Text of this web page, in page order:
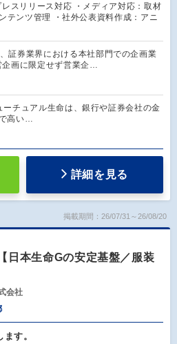
スリリース対応 ・メディア対応：取材
テンツ管理 ・社外公表資料作成：アニ
証券業界における本社部門での企画業
画に限定せず営業企…
チュアル生命は、銀行や証券会社の金
高い…
詳細を見る
掲載期間：26/07/31～26/08/20
日本生命Gの安定基盤／服装
会社
す。